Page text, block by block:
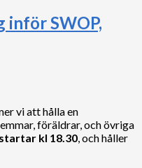
SWOP,
vi att hålla en
föräldrar, och övriga
startar kl 18.30, och håller